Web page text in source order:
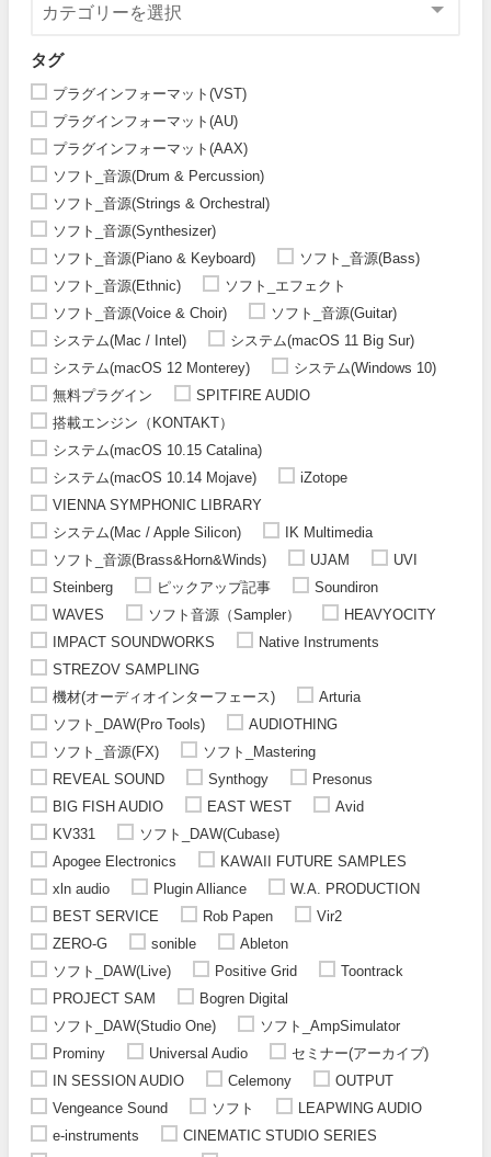
タグ
プラグインフォーマット(VST)
プラグインフォーマット(AU)
プラグインフォーマット(AAX)
ソフト_音源(Drum & Percussion)
ソフト_音源(Strings & Orchestral)
ソフト_音源(Synthesizer)
ソフト_音源(Piano & Keyboard)
ソフト_音源(Bass)
ソフト_音源(Ethnic)
ソフト_エフェクト
ソフト_音源(Voice & Choir)
ソフト_音源(Guitar)
システム(Mac / Intel)
システム(macOS 11 Big Sur)
システム(macOS 12 Monterey)
システム(Windows 10)
無料プラグイン
SPITFIRE AUDIO
搭載エンジン（KONTAKT）
システム(macOS 10.15 Catalina)
システム(macOS 10.14 Mojave)
iZotope
VIENNA SYMPHONIC LIBRARY
システム(Mac / Apple Silicon)
IK Multimedia
ソフト_音源(Brass&Horn&Winds)
UJAM
UVI
Steinberg
ピックアップ記事
Soundiron
WAVES
ソフト音源（Sampler）
HEAVYOCITY
IMPACT SOUNDWORKS
Native Instruments
STREZOV SAMPLING
機材(オーディオインターフェース)
Arturia
ソフト_DAW(Pro Tools)
AUDIOTHING
ソフト_音源(FX)
ソフト_Mastering
REVEAL SOUND
Synthogy
Presonus
BIG FISH AUDIO
EAST WEST
Avid
KV331
ソフト_DAW(Cubase)
Apogee Electronics
KAWAII FUTURE SAMPLES
xln audio
Plugin Alliance
W.A. PRODUCTION
BEST SERVICE
Rob Papen
Vir2
ZERO-G
sonible
Ableton
ソフト_DAW(Live)
Positive Grid
Toontrack
PROJECT SAM
Bogren Digital
ソフト_DAW(Studio One)
ソフト_AmpSimulator
Prominy
Universal Audio
セミナー(アーカイブ)
IN SESSION AUDIO
Celemony
OUTPUT
Vengeance Sound
ソフト
LEAPWING AUDIO
e-instruments
CINEMATIC STUDIO SERIES